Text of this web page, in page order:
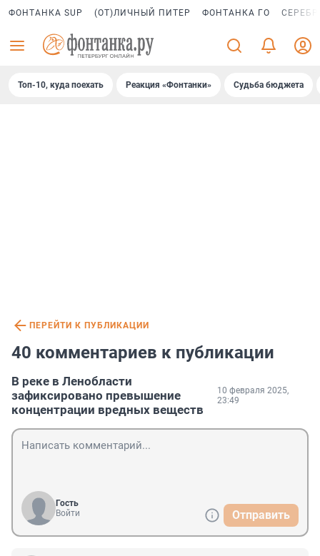
ФОНТАНКА SUP (ОТ)ЛИЧНЫЙ ПИТЕР ФОНТАНКА ГО
Топ-10, куда поехать Реакция «Фонтанки» Судьба бюджета
ПЕРЕЙТИ К ПУБЛИКАЦИИ
40 комментариев к публикации
В реке в Ленобласти
зафиксировано превышение
концентрации вредных веществ
10 февраля 2025,
23:49
Гость
Войти
Отправить